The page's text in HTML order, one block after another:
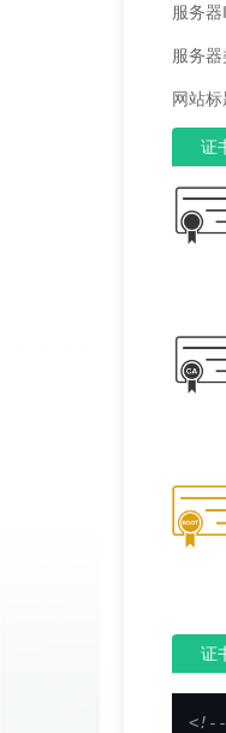
服务器
服务器
网站标
证
证
<!--